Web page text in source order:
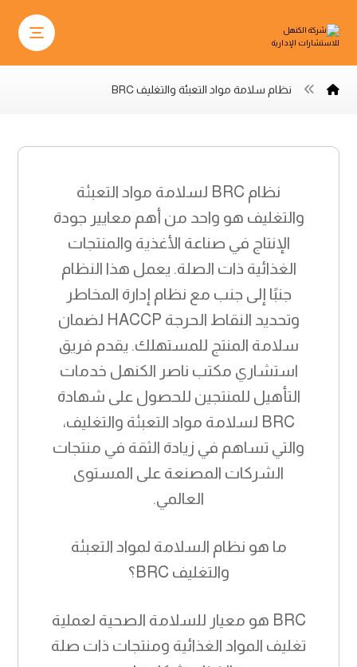
نظام سلامة مواد التعبئة والتغليف BRC
نظام BRC لسلامة مواد التعبئة
والتغليف هو واحد من أهم معايير جودة
الإنتاج في صناعة الأغذية والمنتجات
الغذائية ذات الصلة. يعمل هذا النظام
جنبًا إلى جنب مع نظام إدارة المخاطر
وتحديد النقاط الحرجة HACCP لضمان
سلامة المنتج للمستهلك. يقدم فريق
استشاري مكتب ناصر الكنهل خدمات
التأهيل للمنتجين للحصول على شهادة
BRC لسلامة مواد التعبئة والتغليف،
والتي تساهم في زيادة الثقة في منتجات
الشركات المصنعة على المستوى
العالمي.
ما هو نظام السلامة لمواد التعبئة
والتغليف BRC؟
BRC هو معيار للسلامة الصحية لعملية
تغليف المواد الغذائية ومنتجات ذات صلة